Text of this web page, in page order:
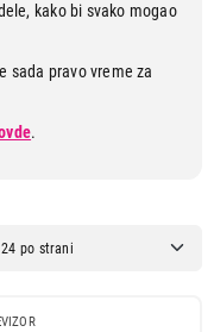
kako bi svako mogao
sada pravo vreme za
.